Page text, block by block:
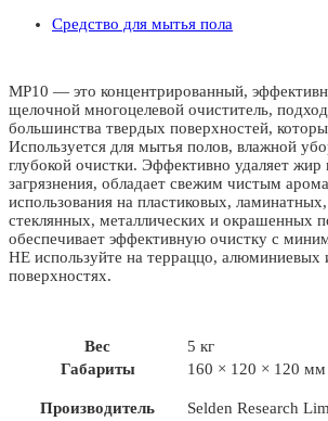
Средство для мытья пола
MP10 — это концентрированный,
щелочной многоцелевой очиститель,
большинства твердых поверхностей,
Используется для мытья полов, влажной
глубокой очистки. Эффективно удаляет
загрязнения, обладает свежим чистым
использования на пластиковых,
стеклянных, металлических и окрашенных
обеспечивает эффективную очистку с
НЕ используйте на терраццо, алюминиевых
поверхностях.
Вес
5 кг
Габариты
160 × 120 × 120 мм
Производитель Selden Research